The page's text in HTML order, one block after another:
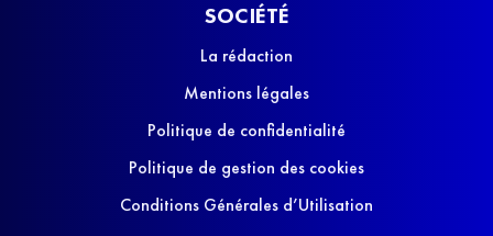
SOCIÉTÉ
La rédaction
Mentions légales
Politique de confidentialité
Politique de gestion des cookies
Conditions Générales d’Utilisation